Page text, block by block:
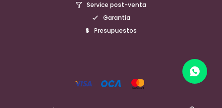
Service post-venta
Garantía
Presupuestos